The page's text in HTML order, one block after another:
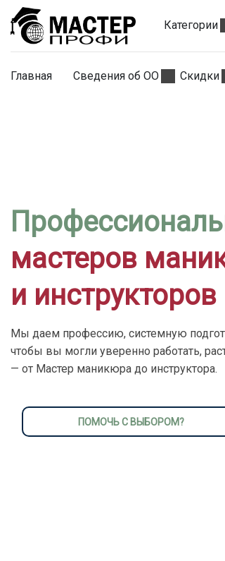
Категории
Главная Сведения об ОО Скидки
мастеров
и инструкторов
Мы даем профессию, системную
чтобы вы могли уверенно работать,
— от Мастер маникюра до инструктора.
ПОМОЧЬ С ВЫБОРОМ?